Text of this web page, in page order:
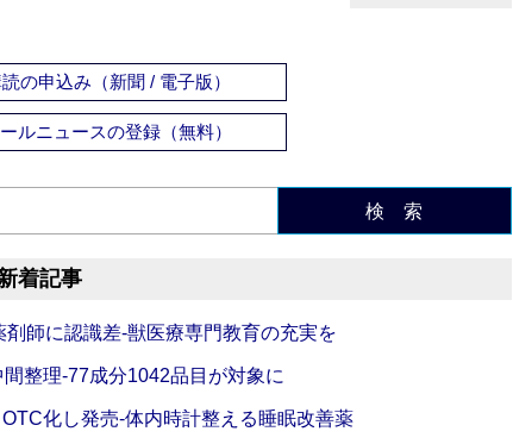
の申込み（新聞 / 電子版）
ールニュースの登録（無料）
検 索
着記事
剤師に認識差‐獣医療専門教育の充実を
整理‐77成分1042品目が対象に
化し発売‐体内時計整える睡眠改善薬